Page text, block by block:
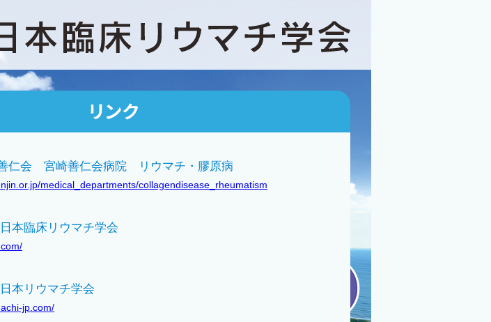
仁会 宮崎善仁会病院 リウマチ・膠原病
medical_departments/collagendisease_rheumatism
本臨床リウマチ学会
本リウマチ学会
jp.com/